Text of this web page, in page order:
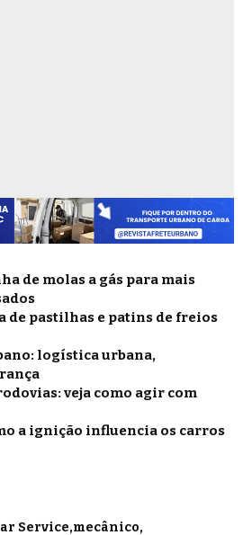
de molas a gás para mais
de pastilhas e patins de freios
logística urbana,
veja como agir com
a ignição influencia os carros
Service mecânico